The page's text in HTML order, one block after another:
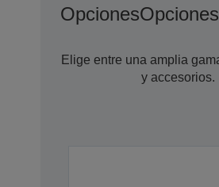
Opciones
Elige entre una amplia
y accesorios.